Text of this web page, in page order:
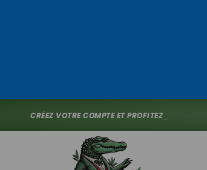
CRÉEZ VOTRE COMPTE ET PROFITEZ